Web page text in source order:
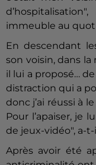
immeuble au
En descendant
son voisin, dans la
il lui a proposé…
distraction qui a
donc j’ai réussi à
Pour l’apaiser, je
de jeux-vidéo", a-
Après avoir été